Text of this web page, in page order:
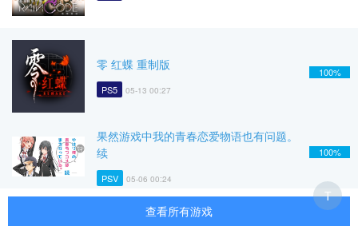
零 红蝶 重制版
PS5 05-13 00:27
100%
果然游戏中我的青春恋爱物语也有问题。
续
PSV 05-06 00:24
100%
查看所有游戏
T